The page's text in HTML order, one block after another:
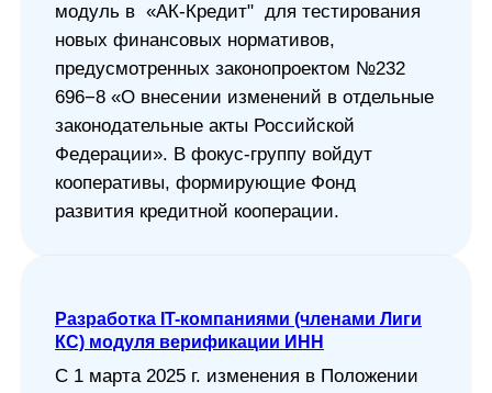
модуль в «АК-Кредит" для тестирования
новых финансовых нормативов,
предусмотренных законопроектом №232
696−8 «О внесении изменений в отдельные
законодательные акты Российской
Федерации». В фокус-группу войдут
кооперативы, формирующие Фонд
развития кредитной кооперации.
Разработка IT-компаниями (членами Лиги
КС) модуля верификации ИНН
С 1 марта 2025 г. изменения в Положении